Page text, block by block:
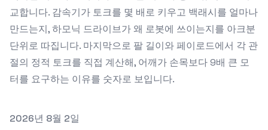
교합니다. 감속기가 토크를 몇 배로 키우고 백래시를 얼마나
만드는지, 하모닉 드라이브가 왜 로봇에 쓰이는지를 아크분
단위로 따집니다. 마지막으로 팔 길이와 페이로드에서 각 관
절의 정적 토크를 직접 계산해, 어깨가 손목보다 9배 큰 모
터를 요구하는 이유를 숫자로 보입니다.
Published on
2026년 8월 2일